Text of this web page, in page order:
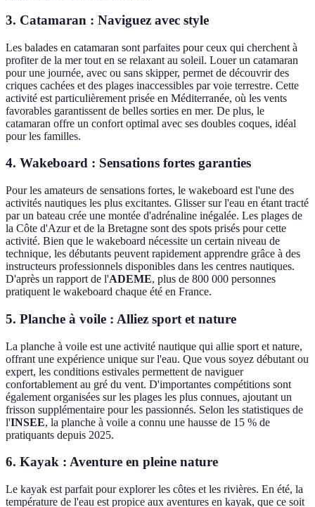
3. Catamaran : Naviguez avec style
Les balades en catamaran sont parfaites pour ceux qui cherchent à
profiter de la mer tout en se relaxant au soleil. Louer un catamaran
pour une journée, avec ou sans skipper, permet de découvrir des
criques cachées et des plages inaccessibles par voie terrestre. Cette
activité est particulièrement prisée en Méditerranée, où les vents
favorables garantissent de belles sorties en mer. De plus, le
catamaran offre un confort optimal avec ses doubles coques, idéal
pour les familles.
4. Wakeboard : Sensations fortes garanties
Pour les amateurs de sensations fortes, le wakeboard est l'une des
activités nautiques les plus excitantes. Glisser sur l'eau en étant tracté
par un bateau crée une montée d'adrénaline inégalée. Les plages de
la Côte d'Azur et de la Bretagne sont des spots prisés pour cette
activité. Bien que le wakeboard nécessite un certain niveau de
technique, les débutants peuvent rapidement apprendre grâce à des
instructeurs professionnels disponibles dans les centres nautiques.
D'après un rapport de l'ADEME, plus de 800 000 personnes
pratiquent le wakeboard chaque été en France.
5. Planche à voile : Alliez sport et nature
La planche à voile est une activité nautique qui allie sport et nature,
offrant une expérience unique sur l'eau. Que vous soyez débutant ou
expert, les conditions estivales permettent de naviguer
confortablement au gré du vent. D'importantes compétitions sont
également organisées sur les plages les plus connues, ajoutant un
frisson supplémentaire pour les passionnés. Selon les statistiques de
l'INSEE, la planche à voile a connu une hausse de 15 % de
pratiquants depuis 2025.
6. Kayak : Aventure en pleine nature
Le kayak est parfait pour explorer les côtes et les rivières. En été, la
température de l'eau est propice aux aventures en kayak, que ce soit